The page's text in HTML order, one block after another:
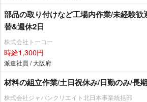
部品の取り付けなど工場内作業/未経験
替&週休2日
株式会社トーコー
時給1,300円
派遣社員 / 大阪府
材料の組立作業/土日祝休み/日勤のみ/長
株式会社ジャパンクリエイト北日本事業統括部